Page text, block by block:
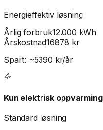
Energieffektiv løsning
Årlig forbruk12.000 kWh
Årskostnad16878 kr
Spart: ~5390 kr/år
Kun elektrisk oppvarming
Standard løsning